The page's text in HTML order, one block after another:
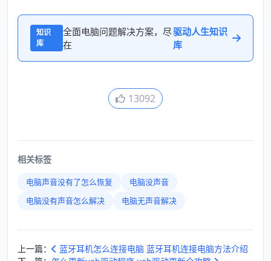
知识
库
全面电脑问题解决方案，尽
在
驱动人生知识
库
13092
相关标签
电脑声音没有了怎么恢复
电脑没声音
电脑没有声音怎么解决
电脑无声音解决
上一篇：
蓝牙耳机怎么连接电脑 蓝牙耳机连接电脑方法介绍